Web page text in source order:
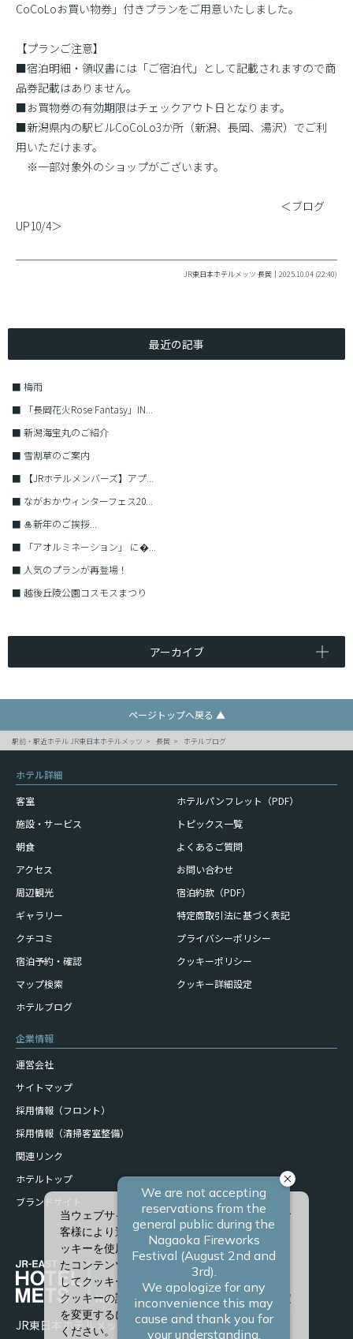
CoCoLoお買い物券」付きプランをご用意いたしました。
【プランご注意】
■宿泊明細・領収書には「ご宿泊代」として記載されますので商
品券記載はありません。
■お買物券の有効期限はチェックアウト日となります。
■新潟県内の駅ビルCoCoLo3か所（新潟、長岡、湯沢）でご利
用いただけます。
※一部対象外のショップがございます。
＜ブログ
UP10/4＞
JR東日本ホテルメッツ 長岡｜2025.10.04 (22:40)
最近の記事
■ 梅雨
■
「長岡花火Rose Fantasy」IN...
■ 新潟海宝丸のご紹介
■ 雪割草のご案内
■
【JRホテルメンバーズ】アプ...
■ ながおかウィンターフェス20...
■ 🎍新年のご挨拶...
■
「アオルミネーション」 に�...
■ 人気のプランが再登場！
■ 越後丘陵公園コスモスまつり
アーカイブ
ページトップへ戻る ▲
駅前・駅近ホテル JR東日本ホテルメッツ 長岡 ホテルブログ
ホテル詳細
客室
施設・サービス
朝食
アクセス
周辺観光
ギャラリー
クチコミ
宿泊予約・確認
マップ検索
ホテルブログ
ホテルパンフレット（PDF）
トピックス一覧
よくあるご質問
お問い合わせ
宿泊約款（PDF）
特定商取引法に基づく表記
プライバシーポリシー
クッキーポリシー
クッキー詳細設定
企業情報
運営会社
サイトマップ
採用情報（フロント）
採用情報（清掃客室整備）
関連リンク
ホテルトップ
ブランドサイト
JR東日本ホテルメッツ 長岡
当ウェブサイトでは、サービスの向上、またお
客様により適したサービスを提供するため、ク
ッキーを使用しています。また、お客様に合っ
たコンテンツや広告を表示させることを目的と
してクッキーを使用する場合があります。
クッキーの詳細や、クッキーの種類ごとに設定
を変更するには、「詳細設定」をクリックして
ください。